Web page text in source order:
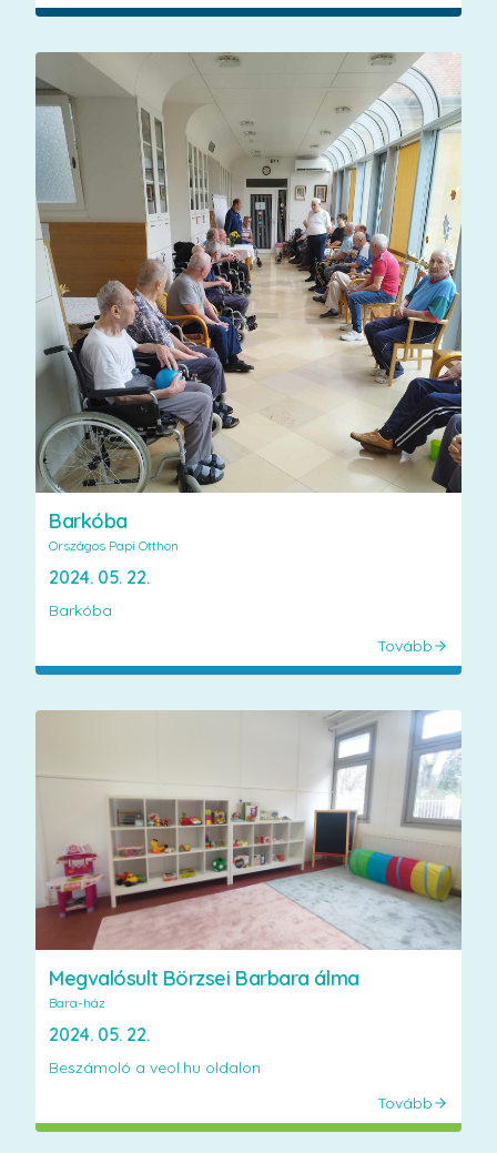
Barkóba
Országos Papi Otthon
2024. 05. 22.
Barkóba
Tovább
Megvalósult Börzsei Barbara álma
Bara-ház
2024. 05. 22.
Beszámoló a veol.hu oldalon
Tovább